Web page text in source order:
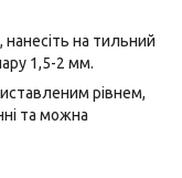
на тильний
1,5-2 мм.
рівнем,
та можна